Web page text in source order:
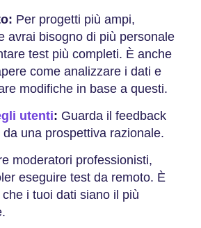
Per progetti più ampi,
avrai bisogno di più personale
test più completi. È anche
come analizzare i dati e
modifiche in base a questi.
utenti: Guarda il feedback
una prospettiva razionale.
moderatori professionisti,
eseguire test da remoto. È
i tuoi dati siano il più